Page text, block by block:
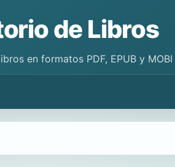
de Libros
en formatos PDF, EPUB y MOBI